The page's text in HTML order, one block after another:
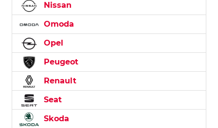
Nissan
Omoda
Opel
Peugeot
Renault
Seat
Skoda